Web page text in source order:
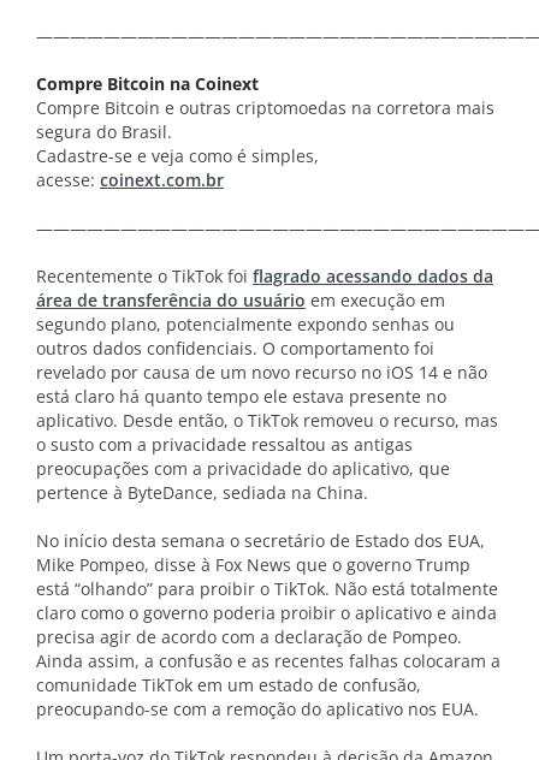
Compre Bitcoin na Coinext
Compre Bitcoin e outras criptomoedas na corretora mais
segura do Brasil.
Cadastre-se e veja como é simples,
acesse: coinext.com.br
Recentemente o TikTok foi flagrado acessando dados da
área de transferência do usuário em execução em
segundo plano, potencialmente expondo senhas ou
outros dados confidenciais. O comportamento foi
revelado por causa de um novo recurso no iOS 14 e não
está claro há quanto tempo ele estava presente no
aplicativo. Desde então, o TikTok removeu o recurso, mas
o susto com a privacidade ressaltou as antigas
preocupações com a privacidade do aplicativo, que
pertence à ByteDance, sediada na China.
No início desta semana o secretário de Estado dos EUA,
Mike Pompeo, disse à Fox News que o governo Trump
está “olhando” para proibir o TikTok. Não está totalmente
claro como o governo poderia proibir o aplicativo e ainda
precisa agir de acordo com a declaração de Pompeo.
Ainda assim, a confusão e as recentes falhas colocaram a
comunidade TikTok em um estado de confusão,
preocupando-se com a remoção do aplicativo nos EUA.